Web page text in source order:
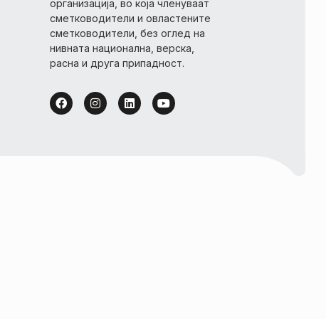
организација, во која членуваат
сметководители и овластените
сметководители, без оглед на
нивната национална, верска,
расна и друга припадност.